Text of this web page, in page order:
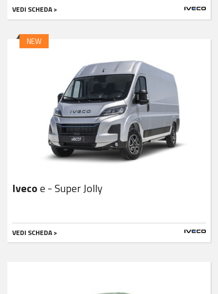
VEDI SCHEDA >
NEW
Iveco e - Super Jolly
VEDI SCHEDA >